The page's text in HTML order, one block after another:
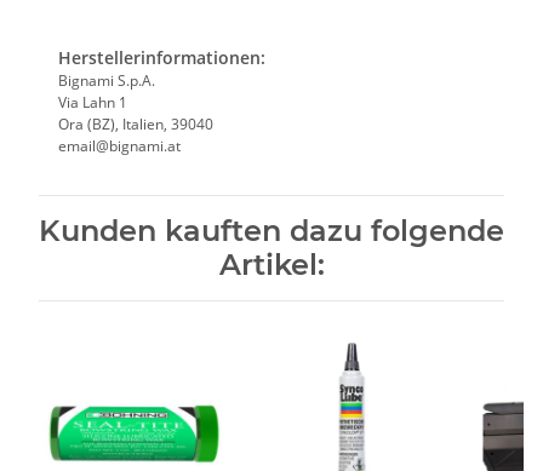
Herstellerinformationen:
Bignami S.p.A.
Via Lahn 1
Ora (BZ), Italien, 39040
email@bignami.at
Kunden kauften dazu folgende
Artikel: